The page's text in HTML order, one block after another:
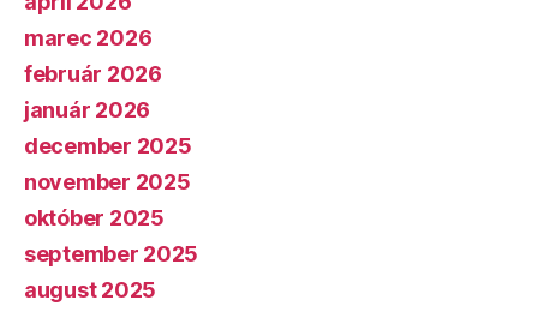
marec 2026
február 2026
január 2026
december 2025
november 2025
október 2025
september 2025
august 2025